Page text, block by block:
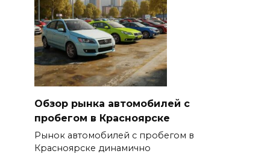
Обзор рынка автомобилей с
пробегом в Красноярске
Рынок автомобилей с пробегом в
Красноярске динамично